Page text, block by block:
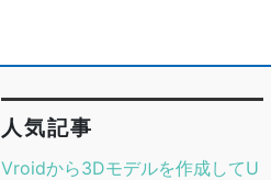
人気記事
Vroidから3Dモデルを作成してU